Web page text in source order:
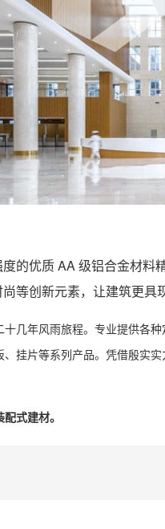
优质 AA 级铝合金材料
等创新元素，让建筑更具
十几年风雨旅程。专业提供各
挂片等系列产品。凭借殷实
式建材。